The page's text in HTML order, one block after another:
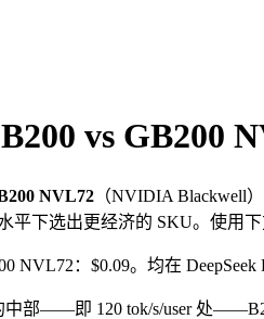
vs GB200
NVL72 （NVIDIA Blackwell
平下选出更经济的 SKU。使
NVL72：$0.09。均在
中部——即 120 tok/s/user 处